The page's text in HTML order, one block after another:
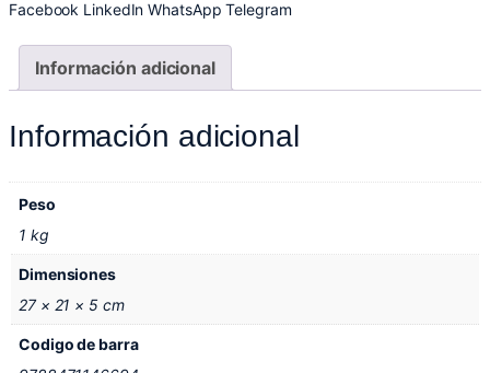
Facebook LinkedIn WhatsApp Telegram
Información adicional
Información adicional
Peso
1 kg
Dimensiones
27 × 21 × 5 cm
Codigo de barra